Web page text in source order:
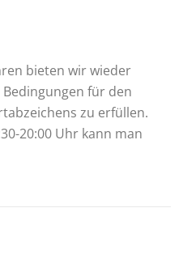
bieten wir wieder
für den
zu erfüllen.
20:00 Uhr kann man